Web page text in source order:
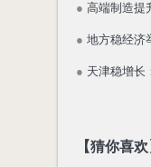
● 高端制造提
● 地方稳经济
● 天津稳增长
【猜你喜欢